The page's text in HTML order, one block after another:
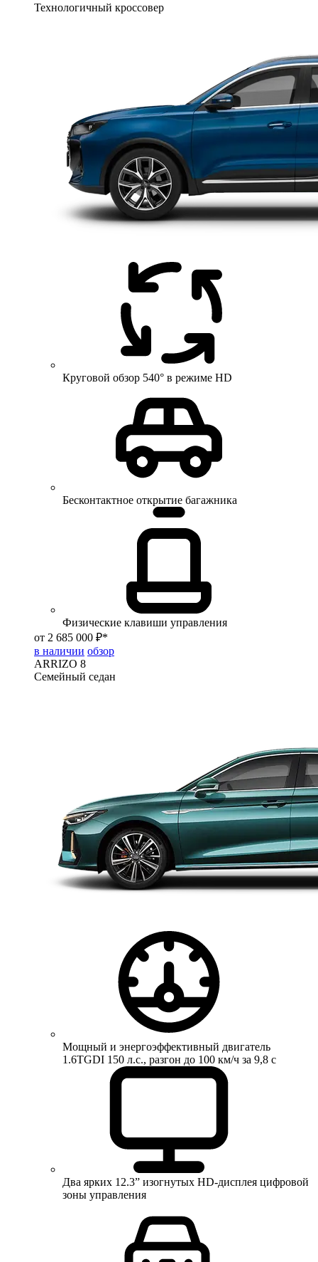
Технологичный кроссовер
Круговой обзор 540° в режиме HD
Бесконтактное открытие багажника
Физические клавиши управления
от 2 685 000 ₽*
в наличии обзор
ARRIZO 8
Семейный седан
Мощный и энергоэффективный двигатель
1.6TGDI 150 л.с., разгон до 100 км/ч за 9,8 с
Два ярких 12.3” изогнутых HD-дисплея цифровой
зоны управления